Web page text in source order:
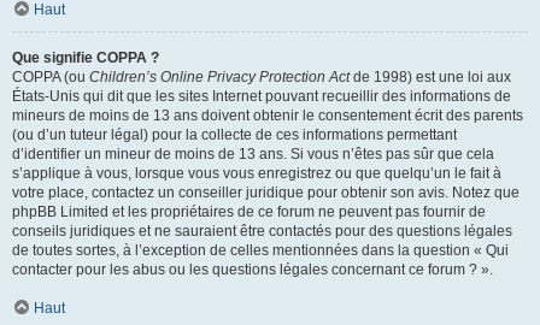
Haut
Que signifie COPPA ?
COPPA (ou Children’s Online Privacy Protection Actde 1998) est une loi aux
États-Unis qui dit que les sites Internet pouvant recueillir des informations de
mineurs de moins de 13 ans doivent obtenir le consentement écrit des parents
(ou d’un tuteur légal) pour la collecte de ces informations permettant
d’identifier un mineur de moins de 13 ans. Si vous n’êtes pas sûr que cela
s’applique à vous, lorsque vous vous enregistrez ou que quelqu’un le fait à
votre place, contactez un conseiller juridique pour obtenir son avis. Notez que
phpBB Limited et les propriétaires de ce forum ne peuvent pas fournir de
conseils juridiques et ne sauraient être contactés pour des questions légales
de toutes sortes, à l’exception de celles mentionnées dans la question « Qui
contacter pour les abus ou les questions légales concernant ce forum ? ».
Haut